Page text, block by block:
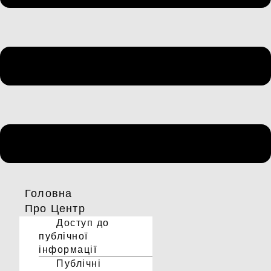
Головна
Про Центр
Доступ до
публічної
інформації
Публічні